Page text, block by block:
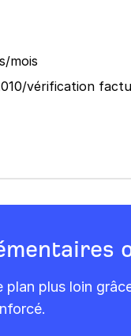
mois
vérification
plus loin